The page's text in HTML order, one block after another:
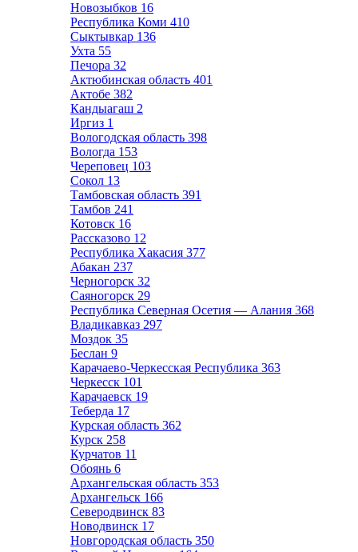
Новозыбков 16
Республика Коми 410
Сыктывкар 136
Ухта 55
Печора 32
Актюбинская область 401
Актобе 382
Кандыагаш 2
Иргиз 1
Вологодская область 398
Вологда 153
Череповец 103
Сокол 13
Тамбовская область 391
Тамбов 241
Котовск 16
Рассказово 12
Республика Хакасия 377
Абакан 237
Черногорск 32
Саяногорск 29
Республика Северная Осетия — Алания 368
Владикавказ 297
Моздок 35
Беслан 9
Карачаево-Черкесская Республика 363
Черкесск 101
Карачаевск 19
Теберда 17
Курская область 362
Курск 258
Курчатов 11
Обоянь 6
Архангельская область 353
Архангельск 166
Северодвинск 83
Новодвинск 17
Новгородская область 350